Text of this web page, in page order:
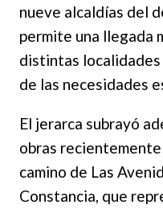
nueve alcaldías del
permite una llegada
distintas
de las necesidades
El jerarca subrayó
obras
camino de Las
Constancia, que